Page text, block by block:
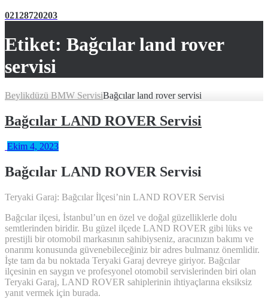
02128720203
Etiket: Bağcılar land rover
servisi
Beylikdüzü BMW ServisiBağcılar land rover servisi
Bağcılar LAND ROVER Servisi
Ekim 4, 2023
Bağcılar LAND ROVER Servisi
Teryaki Garaj: Bağcılar İlçesi’nin LAND ROVER Servisi
Bağcılar ilçesi, İstanbul’un en özel ve doğal güzelliklerle dolu
semtlerinden biridir. Bu güzel ilçede LAND ROVER gibi lüks ve
prestijli bir otomobil markasının sahibiyseniz, aracınızın bakımı ve
onarımı konusunda güvenebileceğiniz bir adres bulmanız önemlidir.
İşte tam da bu noktada Teryaki Garaj devreye giriyor. Bağcılar
ilçesinin en saygın ve profesyonel otomobil servislerinden biri olan
Teryaki Garaj, LAND ROVER sahiplerinin ihtiyaçlarına eksiksiz
yanıt vermek için burada.